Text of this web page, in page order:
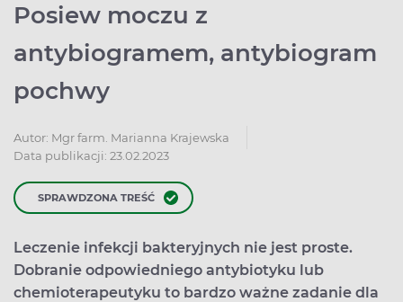
Posiew moczu z
antybiogramem, antybiogram
pochwy
Autor: Mgr farm. Marianna Krajewska
Data publikacji: 23.02.2023
SPRAWDZONA TREŚĆ
Leczenie infekcji bakteryjnych nie jest proste.
Dobranie odpowiedniego antybiotyku lub
chemioterapeutyku to bardzo ważne zadanie dla